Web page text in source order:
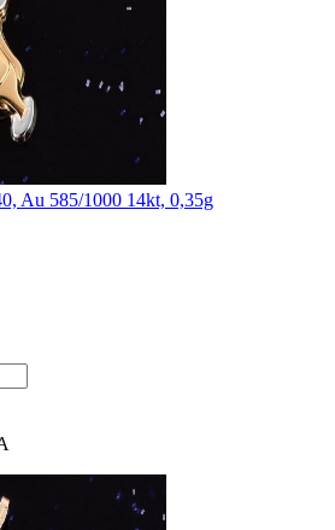
Au 585/1000 14kt, 0,35g